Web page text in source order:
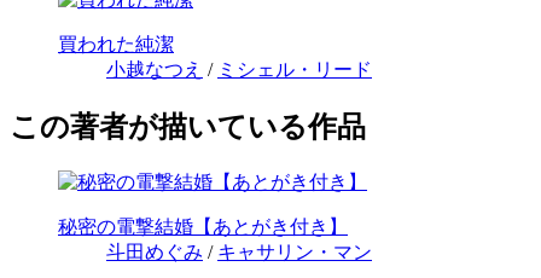
買われた純潔
小越なつえ / ミシェル・リード
この著者が描いている作品
秘密の電撃結婚【あとがき付き】
斗田めぐみ / キャサリン・マン